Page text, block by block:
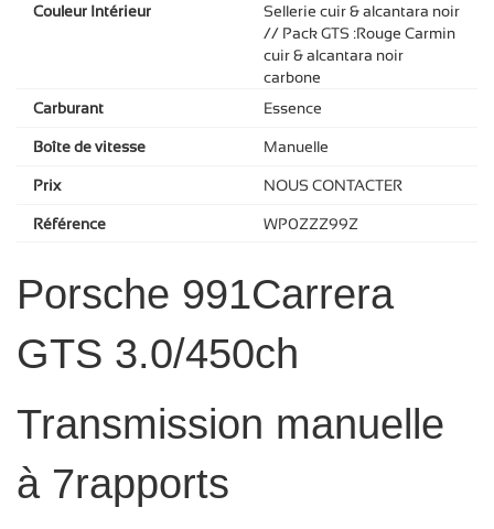
Couleur Intérieur
Sellerie cuir & alcantara noir
// Pack GTS :Rouge Carmin
cuir & alcantara noir
carbone
Carburant
Essence
Boîte de vitesse Manuelle
Prix NOUS CONTACTER
Référence WP0ZZZ99Z
Porsche 991Carrera
GTS 3.0/450ch
Transmission manuelle
à 7rapports